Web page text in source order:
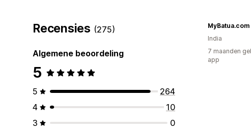
Recensies (275)
Algemene beoordeling
5
5
264
4
10
3
0
MyBatua.com
India
7 maanden
app